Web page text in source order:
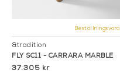
Beställningsvara
&tradition
FLY SC11 - CARRARA MARBLE
37.305 kr